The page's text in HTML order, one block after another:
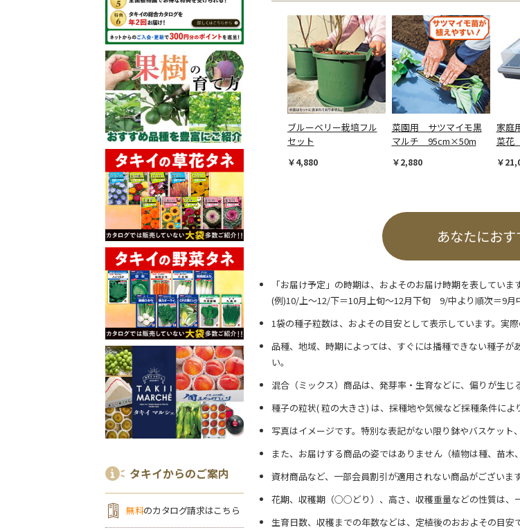
タキイからのご案内
無料のカタログ請求はこちら
ブルーベリー栽培フル
セット
￥4,880
菜園用 サツマイモ黒
マルチ 95cm×50m
￥2,880
家庭
菜花
￥
あなたにお
「お届け予定」の時期は、およそのお届け時期を表しています
(例)10/上～12/下＝10月上旬～12月下旬 9/中より順次＝9月
1袋の種子粒数は、およその目安として表示しています。実
品種、地域、時期によっては、すぐには播種できない種子
い。
混合（ミックス）商品は、発芽率・生育などに、偏りが生じ
種子の粒状( 粒の大きさ) は、採種地や気候など採種条件によ
写真はイメージです。特別な表記がない限り鉢やバスケット
また、お届けする商品の姿ではありません（植物は種、苗木
資材商品など、一部会員割引が適用されない商品がございます
花期、収穫期（○○どり）、高さ、収穫重量などの性質は、
生育日数、収穫までの年数などは、定植後のおおよその目